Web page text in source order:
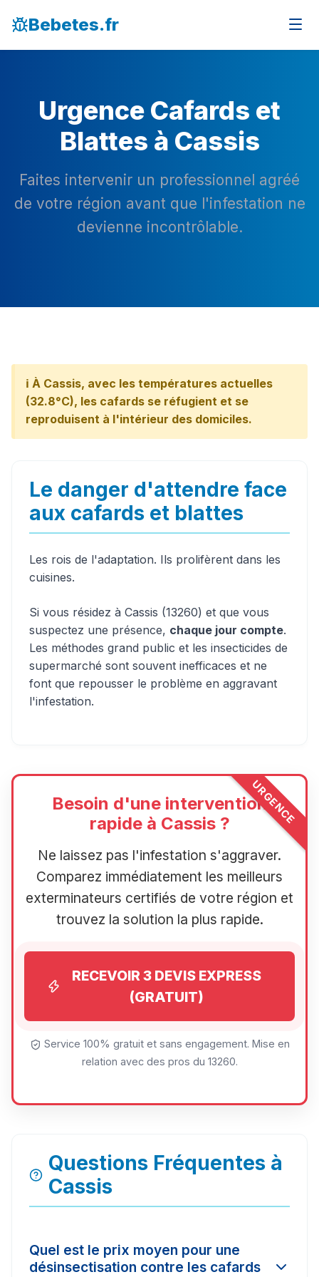
Bebetes.fr
Urgence Cafards et
Blattes à Cassis
Faites intervenir un professionnel agréé
de votre région avant que l'infestation ne
devienne incontrôlable.
ℹ️ À Cassis, avec les températures actuelles
(32.8°C), les cafards se réfugient et se
reproduisent à l'intérieur des domiciles.
Le danger d'attendre face
aux cafards et blattes
Les rois de l'adaptation. Ils prolifèrent dans les
cuisines.
Si vous résidez à Cassis (13260) et que vous
suspectez une présence, chaque jour compte.
Les méthodes grand public et les insecticides de
supermarché sont souvent inefficaces et ne
font que repousser le problème en aggravant
l'infestation.
URGENCE
Besoin d'une intervention
rapide à Cassis ?
Ne laissez pas l'infestation s'aggraver.
Comparez immédiatement les meilleurs
exterminateurs certifiés de votre région et
trouvez la solution la plus rapide.
RECEVOIR 3 DEVIS EXPRESS
(GRATUIT)
Service 100% gratuit et sans engagement. Mise en
relation avec des pros du 13260.
Questions Fréquentes à
Cassis
Quel est le prix moyen pour une
désinsectisation contre les cafards